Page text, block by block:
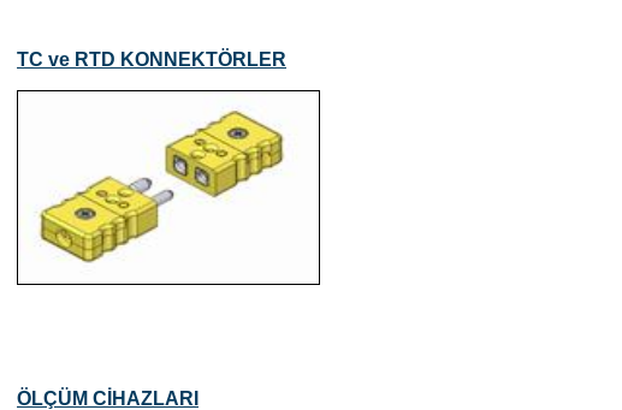
TC ve RTD KONNEKTÖRLER
ÖLÇÜM CİHAZLARI